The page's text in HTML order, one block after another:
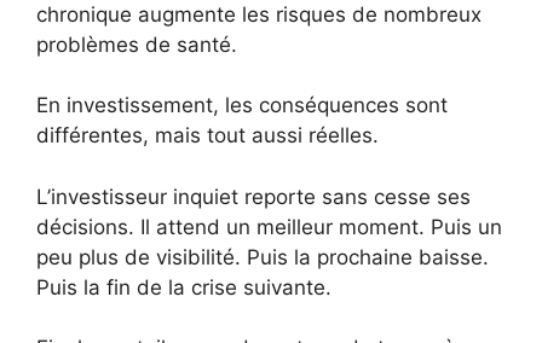
chronique augmente les risques de nombreux
problèmes de santé.
En investissement, les conséquences sont
différentes, mais tout aussi réelles.
L’investisseur inquiet reporte sans cesse ses
décisions. Il attend un meilleur moment. Puis un
peu plus de visibilité. Puis la prochaine baisse.
Puis la fin de la crise suivante.